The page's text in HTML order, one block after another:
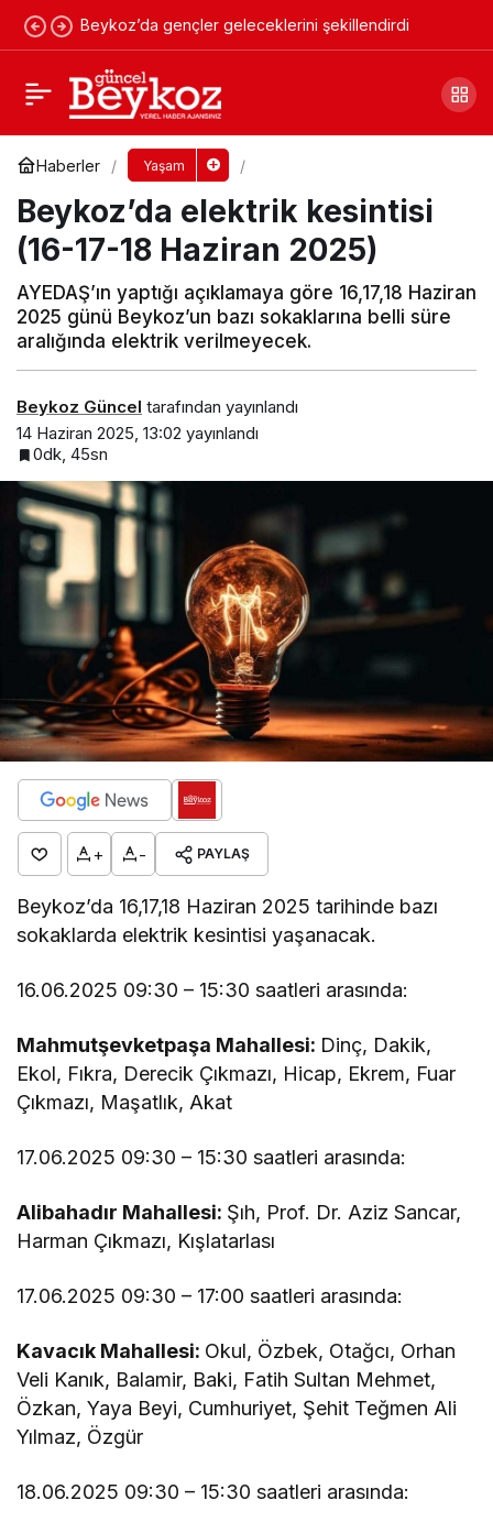
Beykoz’da gençler geleceklerini şekillendirdi
Haberler Yaşam
Beykoz’da elektrik kesintisi
(16-17-18 Haziran 2025)
AYEDAŞ’ın yaptığı açıklamaya göre 16,17,18 Haziran
2025 günü Beykoz’un bazı sokaklarına belli süre
aralığında elektrik verilmeyecek.
Beykoz Güncel tarafından yayınlandı
14 Haziran 2025, 13:02 yayınlandı
0dk, 45sn
+ - PAYLAŞ
Beykoz’da 16,17,18 Haziran 2025 tarihinde bazı
sokaklarda elektrik kesintisi yaşanacak.
16.06.2025 09:30 – 15:30 saatleri arasında:
Mahmutşevketpaşa Mahallesi: Dinç, Dakik,
Ekol, Fıkra, Derecik Çıkmazı, Hicap, Ekrem, Fuar
Çıkmazı, Maşatlık, Akat
17.06.2025 09:30 – 15:30 saatleri arasında:
Alibahadır Mahallesi: Şıh, Prof. Dr. Aziz Sancar,
Harman Çıkmazı, Kışlatarlası
17.06.2025 09:30 – 17:00 saatleri arasında:
Kavacık Mahallesi: Okul, Özbek, Otağcı, Orhan
Veli Kanık, Balamir, Baki, Fatih Sultan Mehmet,
Özkan, Yaya Beyi, Cumhuriyet, Şehit Teğmen Ali
Yılmaz, Özgür
18.06.2025 09:30 – 15:30 saatleri arasında:
Türk sanat müziğinin ustası Beykoz’da
tedavi altında!
Yorum Yap Paylaş